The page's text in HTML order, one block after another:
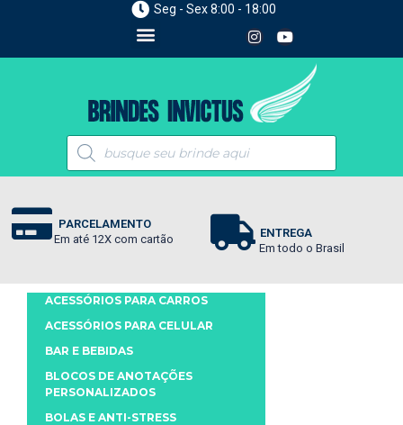
Seg - Sex 8:00 - 18:00
PARCELAMENTO
Em até 12X com cartão
ENTREGA
Em todo o Brasil
ACESSÓRIOS PARA CARROS
ACESSÓRIOS PARA CELULAR
BAR E BEBIDAS
BLOCOS DE ANOTAÇÕES
PERSONALIZADOS
BOLAS E ANTI-STRESS